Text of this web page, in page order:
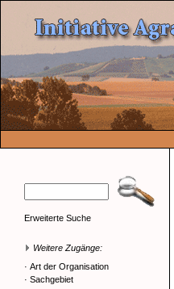
Erweiterte Suche
Weitere Zugänge:
· Art der Organisation
· Sachgebiet